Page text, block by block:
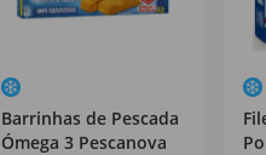
Barrinhas de Pescada
Ómega 3 Pescanova